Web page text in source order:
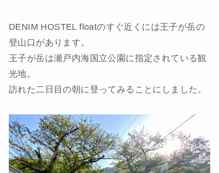
DENIM HOSTEL floatのすぐ近くには王子が岳の
登山口があります。
王子が岳は瀬戸内海国立公園に指定されている観
光地。
訪れた二日目の朝に登ってみることにしました。